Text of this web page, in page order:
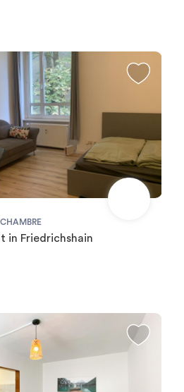
CHAMBRE
in Friedrichshain